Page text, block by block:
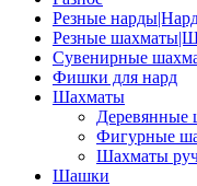
Резные
Резные
Сувенирные
Фишки для нард
Шахматы
Деревянные
Фигурные
Шахматы
Шашки